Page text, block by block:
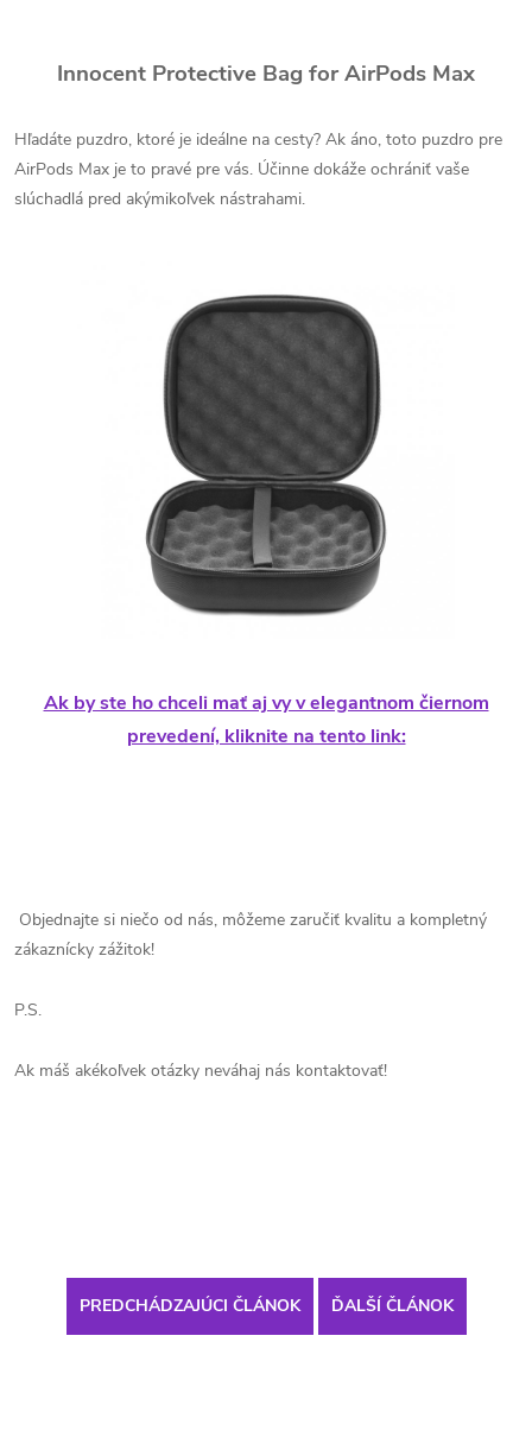
Innocent Protective Bag for AirPods Max
Hľadáte puzdro, ktoré je ideálne na cesty? Ak áno, toto puzdro pre
AirPods Max je to pravé pre vás. Účinne dokáže ochrániť vaše
slúchadlá pred akýmikoľvek nástrahami.
Ak by ste ho chceli mať aj vy v elegantnom čiernom
prevedení, kliknite na tento link:
Objednajte si niečo od nás, môžeme zaručiť kvalitu a kompletný
zákaznícky zážitok!
P.S.
Ak máš akékoľvek otázky neváhaj nás kontaktovať!
PREDCHÁDZAJÚCI ČLÁNOK ĎALŠÍ ČLÁNOK